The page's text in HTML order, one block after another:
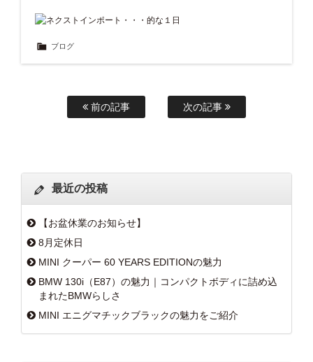
ブログ
前の記事 次の記事
最近の投稿
【お盆休業のお知らせ】
8月定休日
MINI クーパー 60 YEARS EDITIONの魅力
BMW 130i（E87）の魅力｜コンパクトボディに詰め込
まれたBMWらしさ
MINI エニグマチックブラックの魅力をご紹介